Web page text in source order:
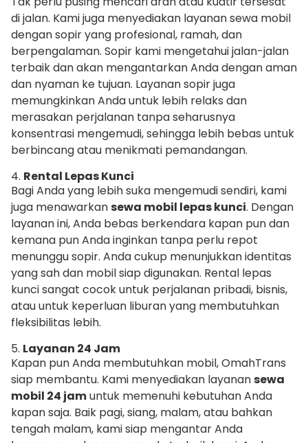
di jalan. Kami juga menyediakan layanan sewa mobil
dengan sopir yang profesional, ramah, dan
berpengalaman. Sopir kami mengetahui jalan-jalan
terbaik dan akan mengantarkan Anda dengan aman
dan nyaman ke tujuan. Layanan sopir juga
memungkinkan Anda untuk lebih relaks dan
merasakan perjalanan tanpa seharusnya
konsentrasi mengemudi, sehingga lebih bebas untuk
berbincang atau menikmati pemandangan.
4. Rental Lepas Kunci
Bagi Anda yang lebih suka mengemudi sendiri, kami
juga menawarkansewa mobil lepas kunci. Dengan
layanan ini, Anda bebas berkendara kapan pun dan
kemana pun Anda inginkan tanpa perlu repot
menunggu sopir. Anda cukup menunjukkan identitas
yang sah dan mobil siap digunakan. Rental lepas
kunci sangat cocok untuk perjalanan pribadi, bisnis,
atau untuk keperluan liburan yang membutuhkan
fleksibilitas lebih.
5. Layanan 24 Jam
Kapan pun Anda membutuhkan mobil, OmahTrans
siap membantu. Kami menyediakan layanansewa
mobil 24 jamuntuk memenuhi kebutuhan Anda
kapan saja. Baik pagi, siang, malam, atau bahkan
tengah malam, kami siap mengantar Anda